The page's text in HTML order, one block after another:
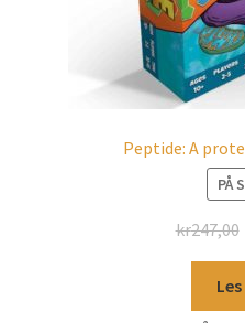
Peptide: A
PÅ
kr247,00